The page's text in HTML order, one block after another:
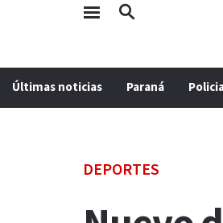
Últimas noticias Paraná
DEPORTES